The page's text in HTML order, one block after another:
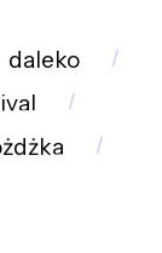
daleko